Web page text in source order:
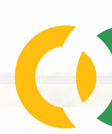
contenido